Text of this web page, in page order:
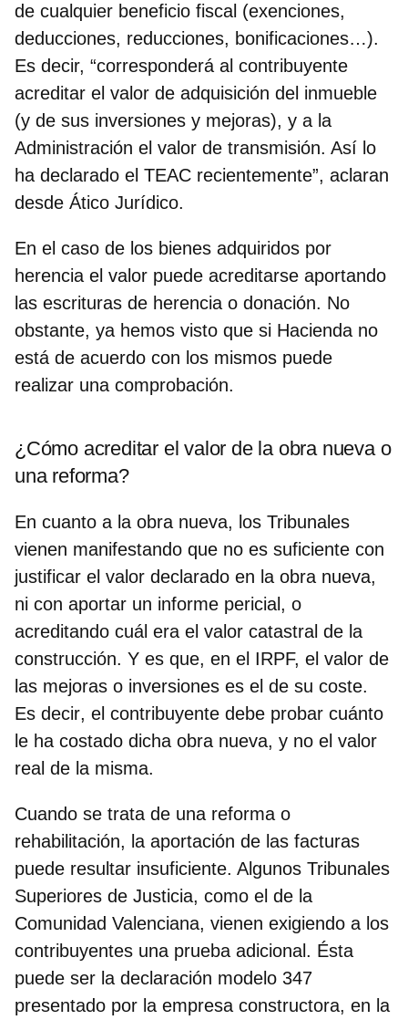
de cualquier beneficio fiscal (exenciones,
deducciones, reducciones, bonificaciones…).
Es decir, “corresponderá al contribuyente
acreditar el valor de adquisición del inmueble
(y de sus inversiones y mejoras), y a la
Administración el valor de transmisión. Así lo
ha declarado el TEAC recientemente”, aclaran
desde Ático Jurídico.
En el caso de los bienes adquiridos por
herencia el valor puede acreditarse aportando
las escrituras de herencia o donación. No
obstante, ya hemos visto que si Hacienda no
está de acuerdo con los mismos puede
realizar una comprobación.
¿Cómo acreditar el valor de la obra nueva o
una reforma?
En cuanto a la obra nueva, los Tribunales
vienen manifestando que no es suficiente con
justificar el valor declarado en la obra nueva,
ni con aportar un informe pericial, o
acreditando cuál era el valor catastral de la
construcción. Y es que, en el IRPF, el valor de
las mejoras o inversiones es el de su coste.
Es decir, el contribuyente debe probar cuánto
le ha costado dicha obra nueva, y no el valor
real de la misma.
Cuando se trata de una reforma o
rehabilitación, la aportación de las facturas
puede resultar insuficiente. Algunos Tribunales
Superiores de Justicia, como el de la
Comunidad Valenciana, vienen exigiendo a los
contribuyentes una prueba adicional. Ésta
puede ser la declaración modelo 347
presentado por la empresa constructora, en la